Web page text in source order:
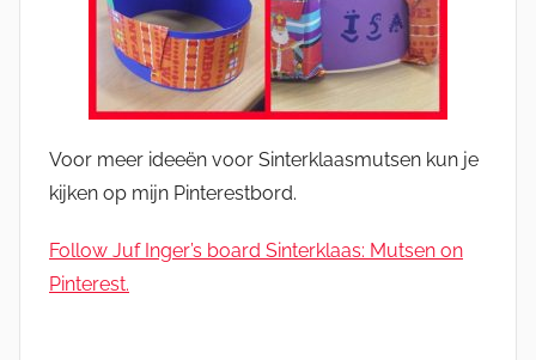
Voor meer ideeën voor Sinterklaasmutsen kun je
kijken op mijn Pinterestbord.
Follow Juf Inger’s board Sinterklaas: Mutsen on
Pinterest.